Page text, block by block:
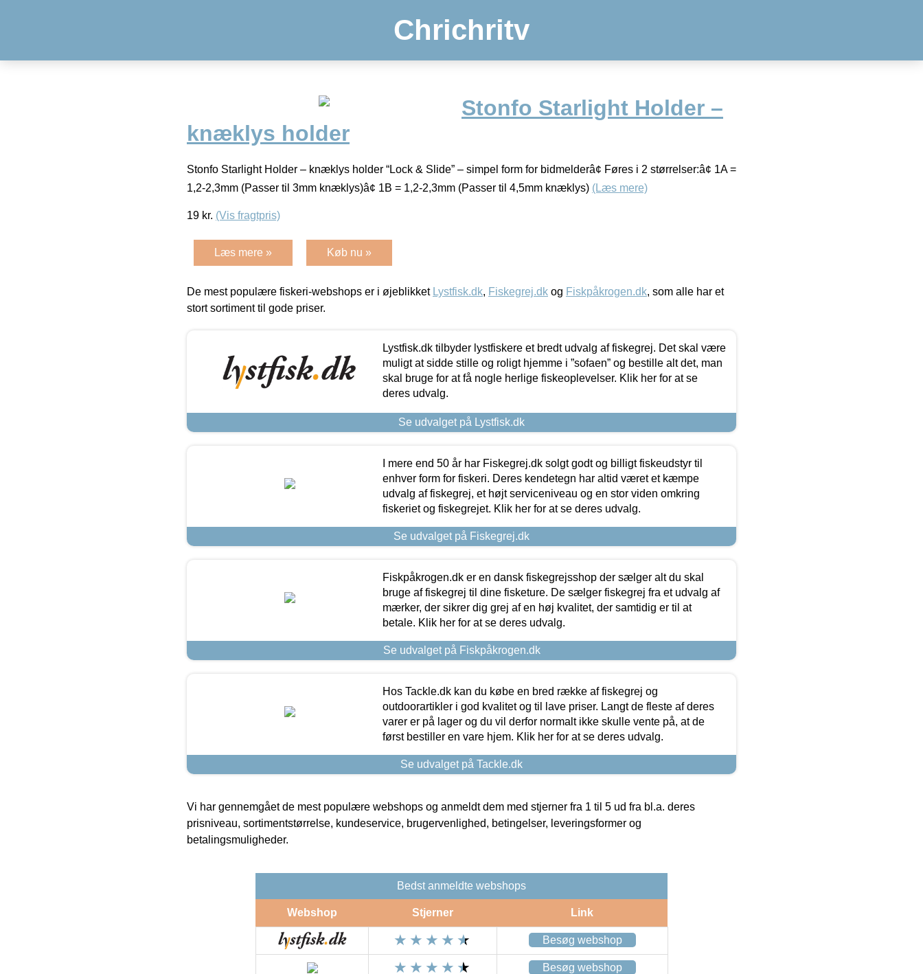
Chrichritv
Stonfo Starlight Holder –
knæklys holder
Stonfo Starlight Holder – knæklys holder “Lock & Slide” – simpel form for bidmelderâ¢ Føres i 2 størrelser:â¢ 1A =
1,2-2,3mm (Passer til 3mm knæklys)â¢ 1B = 1,2-2,3mm (Passer til 4,5mm knæklys) (Læs mere)
19 kr. (Vis fragtpris)
Læs mere » Køb nu »
De mest populære fiskeri-webshops er i øjeblikket Lystfisk.dk, Fiskegrej.dk og Fiskpåkrogen.dk, som alle har et
stort sortiment til gode priser.
Lystfisk.dk tilbyder lystfiskere et bredt udvalg af fiskegrej. Det skal være
muligt at sidde stille og roligt hjemme i ”sofaen” og bestille alt det, man
skal bruge for at få nogle herlige fiskeoplevelser. Klik her for at se
deres udvalg.
Se udvalget på Lystfisk.dk
I mere end 50 år har Fiskegrej.dk solgt godt og billigt fiskeudstyr til
enhver form for fiskeri. Deres kendetegn har altid været et kæmpe
udvalg af fiskegrej, et højt serviceniveau og en stor viden omkring
fiskeriet og fiskegrejet. Klik her for at se deres udvalg.
Se udvalget på Fiskegrej.dk
Fiskpåkrogen.dk er en dansk fiskegrejsshop der sælger alt du skal
bruge af fiskegrej til dine fisketure. De sælger fiskegrej fra et udvalg af
mærker, der sikrer dig grej af en høj kvalitet, der samtidig er til at
betale. Klik her for at se deres udvalg.
Se udvalget på Fiskpåkrogen.dk
Hos Tackle.dk kan du købe en bred række af fiskegrej og
outdoorartikler i god kvalitet og til lave priser. Langt de fleste af deres
varer er på lager og du vil derfor normalt ikke skulle vente på, at de
først bestiller en vare hjem. Klik her for at se deres udvalg.
Se udvalget på Tackle.dk
Vi har gennemgået de mest populære webshops og anmeldt dem med stjerner fra 1 til 5 ud fra bl.a. deres
prisniveau, sortimentstørrelse, kundeservice, brugervenlighed, betingelser, leveringsformer og
betalingsmuligheder.
Bedst anmeldte webshops
Webshop Stjerner Link
Besøg webshop
Besøg webshop